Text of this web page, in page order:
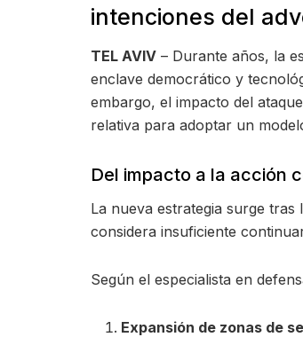
intenciones del
TEL AVIV – Durante años, la
enclave democrático y
embargo, el impacto del
relativa para adoptar un
Del impacto a la acción
La nueva estrategia surge
considera insuficiente
Según el especialista en
Expansión de zonas de